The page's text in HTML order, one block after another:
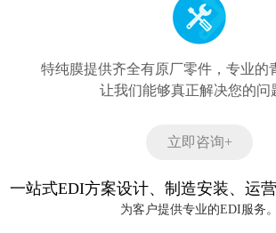
特纯膜提供齐全有原厂零件，专业的
让我们能够真正解决您的问
立即咨询+
一站式EDI方案设计、制造安装、运
为客户提供专业的EDI服务。